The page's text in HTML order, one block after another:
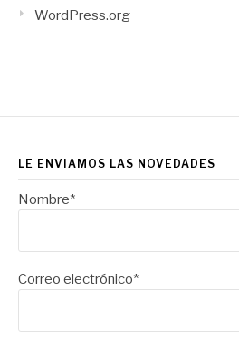
WordPress.org
LE ENVIAMOS LAS NOVEDADES
Nombre*
Correo electrónico*